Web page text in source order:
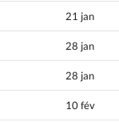
21 jan
28 jan
28 jan
10 fév